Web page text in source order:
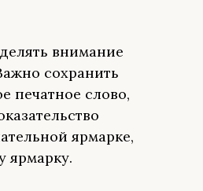
внимание
сохранить
печатное слово,
ярмарке,
ярмарку.